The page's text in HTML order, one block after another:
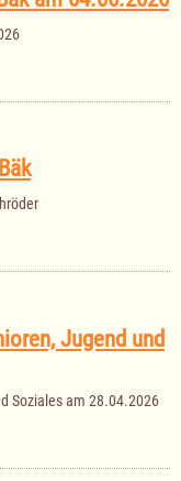
Jugend und
Soziales am 28.04.2026